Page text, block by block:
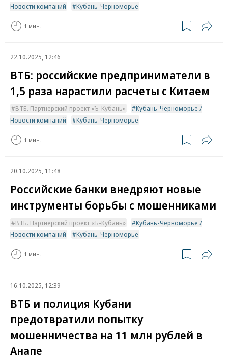
Новости компаний
Кубань-Черноморье
1 мин.
22.10.2025, 12:46
ВТБ: российские предприниматели в
1,5 раза нарастили расчеты с Китаем
ВТБ. Партнерский проект «Ъ-Кубань»
Кубань-Черноморье /
Новости компаний
Кубань-Черноморье
1 мин.
20.10.2025, 11:48
Российские банки внедряют новые
инструменты борьбы с мошенниками
ВТБ. Партнерский проект «Ъ-Кубань»
Кубань-Черноморье /
Новости компаний
Кубань-Черноморье
1 мин.
16.10.2025, 12:39
ВТБ и полиция Кубани
предотвратили попытку
мошенничества на 11 млн рублей в
Анапе